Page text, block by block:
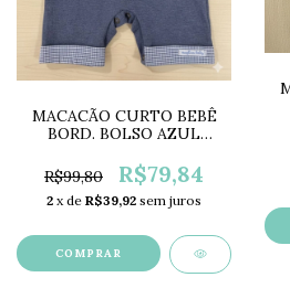
MACACÃO CURTO BEBÊ
BORD. BOLSO AZUL
R$99,80
R$79,84
2 x de R$39,92 sem juros
COMPRAR